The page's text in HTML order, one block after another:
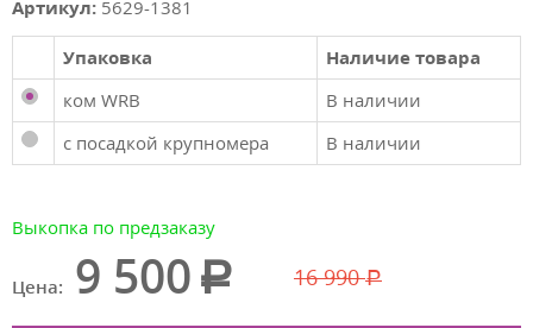
Артикул: 5629-1381
Упаковка
Наличие товара
ком WRB
В наличии
с посадкой крупномера
В наличии
Выкопка по предзаказу
Цена: 9 500 16 990